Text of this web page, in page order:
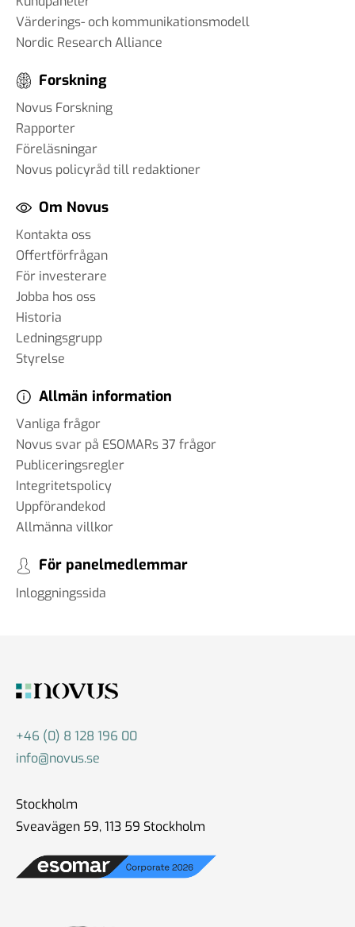
Värderings- och kommunikationsmodell
Nordic Research Alliance
Forskning
Novus Forskning
Rapporter
Föreläsningar
Novus policyråd till redaktioner
Om Novus
Kontakta oss
Offertförfrågan
För investerare
Jobba hos oss
Historia
Ledningsgrupp
Styrelse
Allmän information
Vanliga frågor
Novus svar på ESOMARs 37 frågor
Publiceringsregler
Integritetspolicy
Uppförandekod
Allmänna villkor
För panelmedlemmar
Inloggningssida
+46 (0) 8 128 196 00
info@novus.se
Stockholm
Sveavägen 59, 113 59 Stockholm